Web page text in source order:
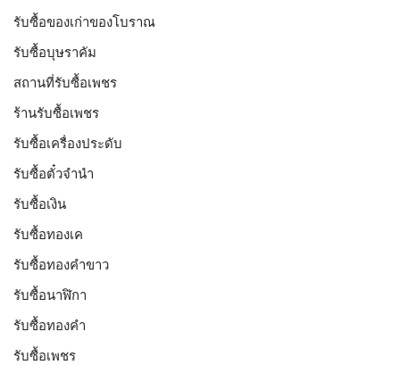
รับซื้อของเก่าของโบราณ
รับซื้อบุษราคัม
สถานที่รับซื้อเพชร
ร้านรับซื้อเพชร
รับซื้อเครื่องประดับ
รับซื้อตั๋วจำนำ
รับซื้อเงิน
รับซื้อทองเค
รับซื้อทองคำขาว
รับซื้อนาฬิกา
รับซื้อทองคำ
รับซื้อเพชร